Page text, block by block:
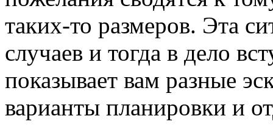
таких-то размеров. Эта
случаев и тогда в дело
показывает вам разные
варианты планировки и